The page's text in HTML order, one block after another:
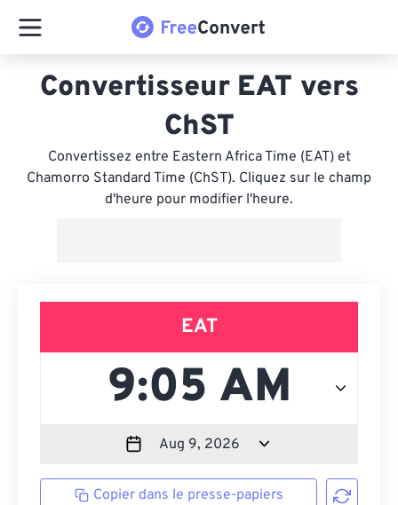
Convertisseur EAT vers
ChST
Convertissez entre Eastern Africa Time (EAT) et
Chamorro Standard Time (ChST). Cliquez sur le champ
d'heure pour modifier l'heure.
EAT
Copier dans le presse-papiers